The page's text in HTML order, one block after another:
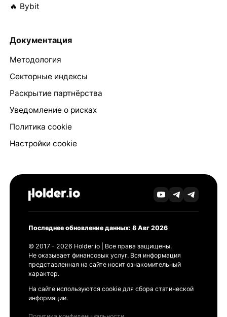
🔥 Bybit
Документация
Методология
Секторные индексы
Раскрытие партнёрства
Уведомление о рисках
Политика cookie
Настройки cookie
Последнее обновление данных: 8 Авг 2026
© 2017 - 2026 Holder.io | Все права защищены.
Не оказывает финансовых услуг. Вся информация
представленная на сайте носит ознакомительный
характер.
На сайте используются cookie для сбора статической
информации.